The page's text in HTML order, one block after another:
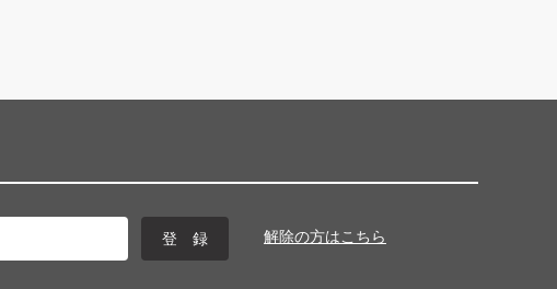
解除の方はこちら